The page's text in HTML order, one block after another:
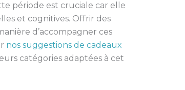
période est cruciale car elle
et cognitives. Offrir des
d’accompagner ces
nos suggestions de cadeaux
catégories adaptées à cet